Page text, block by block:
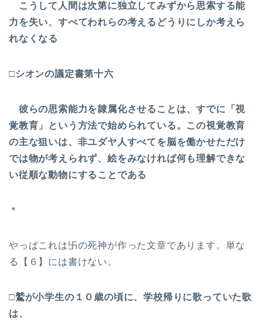
こうして人間は次第に独立してみずから思索する能
力を失い、すべてわれらの考えるどうりにしか考えら
れなくなる
□シオンの議定書第十六
彼らの思索能力を隷属化させることは、すでに「視
覚教育」という方法で始められている。この視覚教育
の主な狙いは、非ユダヤ人すべてを脳を働かせただけ
では物が考えられず、絵をみなければ何も理解できな
い従順な動物にすることである
＊
やっぱこれは卐の死神が作った文章であります。単な
る【６】には書けない。
□鷲が小学生の１０歳の頃に、学校帰りに歌っていた歌
は、